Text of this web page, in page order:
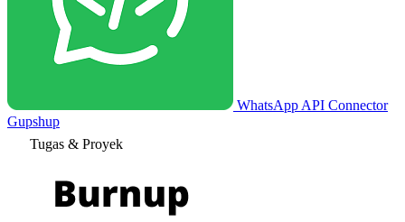
WhatsApp API Connector
Gupshup
Tugas & Proyek